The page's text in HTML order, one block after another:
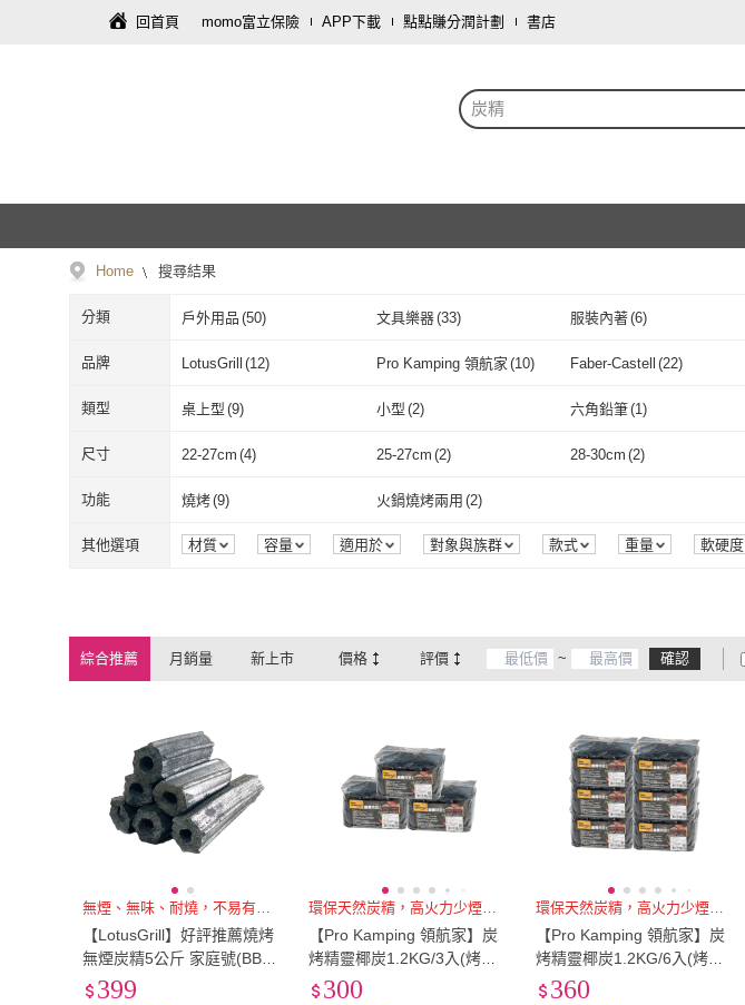
回首頁 momo富立保險 APP下載 點點賺分潤計劃 書店
炭精
Home 搜尋結果
分類 戶外用品 (50) 文具樂器(33) 服裝內著(6)
寢具傢飾 (1) 家庭清潔/紙品(1) 餐廚用品(1)
品牌 LotusGrill (12) Pro Kamping 領航家 (10) Faber-Castell (22)
宮崎駿 (1) UNI-TOP 足好 A-ONE 匯旺
LotusGrill Pro Kamping 領航家 Faber-Castell
宮崎駿(1 UNI-TOP 足好 A-ONE 匯旺
類型 桌上型 (9) 小型 (2) 六角鉛筆(1)
桌上型(9 小型(2) 六角鉛筆
尺寸 22-27cm (4) 25-27cm (2) 28-30cm (2)
22-27cm 25-27cm (2)
功能 燒烤(9) 火鍋燒烤兩用 (2)
燒烤 火鍋燒烤兩用(2)
其他選項 材質 容量 適用於 對象與族群 款式 重量 軟硬度
綜合推薦 月銷量 新上市 價格 評價 ~ 確認
無煙、無味、耐燒，不易有火舌
【LotusGrill】好評推薦燒烤
無煙炭精5公斤 家庭號(BBQ
烤肉架/爐 木炭 烤肉 露營 燒
399
環保天然炭精，高火力少煙又耐燒
【Pro Kamping 領航家】炭
烤精靈椰炭1.2KG/3入(烤肉
木炭 無煙木炭 炭精椰炭 環
300
環保天然炭精，高火力少煙又耐燒
【Pro Kamping 領航家】炭
烤精靈椰炭1.2KG/6入(烤肉
木炭 無煙木炭 炭精椰炭 環
360